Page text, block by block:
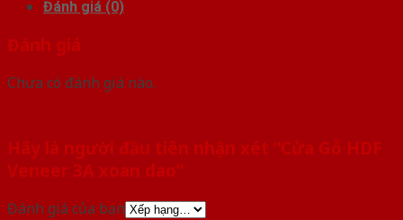
Đánh giá (0)
Đánh giá
Chưa có đánh giá nào.
Hãy là người đầu tiên nhận xét “Cửa Gỗ HDF
Veneer 3A xoan dao”
Đánh giá của bạn